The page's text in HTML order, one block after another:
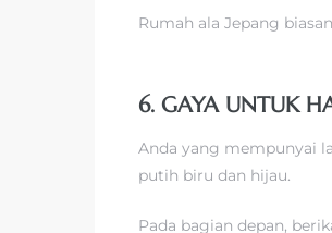
Rumah ala Jepang
6. GAYA UNTUK
Anda yang mempunyai
putih biru dan hijau.
Pada bagian depan,